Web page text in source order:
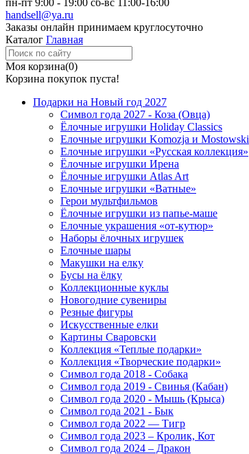
пн-пт 9:00 - 19:00 сб-вс 11:00-16:00
handsell@ya.ru
Заказы онлайн принимаем круглосуточно
Каталог Главная
Моя корзина(0)
Корзина покупок пуста!
Подарки на Новый год 2027
Символ года 2027 - Коза (Овца)
Ёлочные игрушки Holiday Classics
Елочные игрушки Komozja и Mostowski
Елочные игрушки «Русская коллекция»
Ёлочные игрушки Ирена
Ёлочные игрушки Atlas Art
Елочные игрушки «Ватные»
Герои мультфильмов
Ёлочные игрушки из папье-маше
Елочные украшения «от-кутюр»
Наборы ёлочных игрушек
Елочные шары
Макушки на елку
Бусы на ёлку
Коллекционные куклы
Новогодние сувениры
Резные фигуры
Искусственные елки
Картины Сваровски
Коллекция «Теплые подарки»
Коллекция «Творческие подарки»
Символ года 2018 - Собака
Символ года 2019 - Свинья (Кабан)
Символ года 2020 - Мышь (Крыса)
Символ года 2021 - Бык
Символ года 2022 — Тигр
Символ года 2023 – Кролик, Кот
Символ года 2024 – Дракон